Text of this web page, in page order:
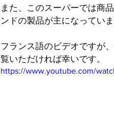
また、このスーパーでは商
ンドの製品が主になっていま
フランス語のビデオですが
覧いただければ幸いです。
https://www.youtube.com/